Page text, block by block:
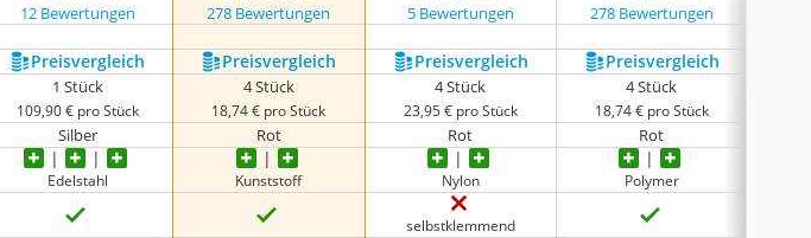
12 Bewertungen 278 Bewertungen 5 Bewertungen 278 Bewertungen
Preis­vergleich Preis­vergleich Preis­vergleich Preis­vergleich
1 Stück
109,90 € pro Stück
4 Stück
18,74 € pro Stück
4 Stück
23,95 € pro Stück
4 Stück
18,74 € pro Stück
Silber Rot Rot
Rot
Edelstahl Kunststoff Nylon Polymer
selbstklemmend